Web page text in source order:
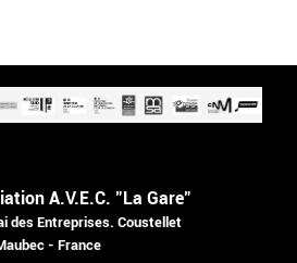
A.V.E.C. "La Gare"
des Entreprises. Coustellet
- France